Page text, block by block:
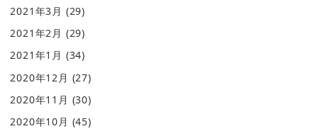
2021年3月 (29)
2021年2月 (29)
2021年1月 (34)
2020年12月 (27)
2020年11月 (30)
2020年10月 (45)